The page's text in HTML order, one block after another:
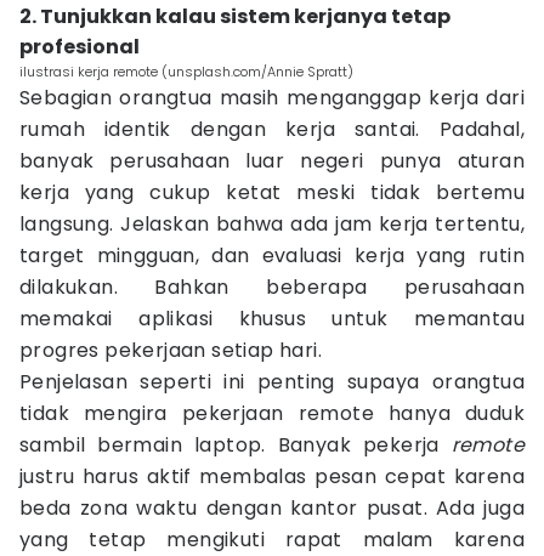
2. Tunjukkan kalau sistem kerjanya tetap
profesional
ilustrasi kerja remote (unsplash.com/Annie Spratt)
Sebagian orangtua masih menganggap kerja dari
rumah identik dengan kerja santai. Padahal,
banyak perusahaan luar negeri punya aturan
kerja yang cukup ketat meski tidak bertemu
langsung. Jelaskan bahwa ada jam kerja tertentu,
target mingguan, dan evaluasi kerja yang rutin
dilakukan. Bahkan beberapa perusahaan
memakai aplikasi khusus untuk memantau
progres pekerjaan setiap hari.
Penjelasan seperti ini penting supaya orangtua
tidak mengira pekerjaan remote hanya duduk
sambil bermain laptop. Banyak pekerja remote
justru harus aktif membalas pesan cepat karena
beda zona waktu dengan kantor pusat. Ada juga
yang tetap mengikuti rapat malam karena